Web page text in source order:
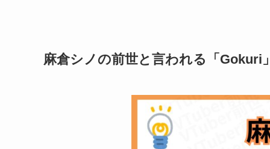
麻倉シノの前世と言われる「Gokuri